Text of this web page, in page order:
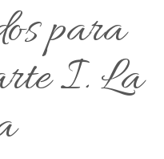
para
I. La